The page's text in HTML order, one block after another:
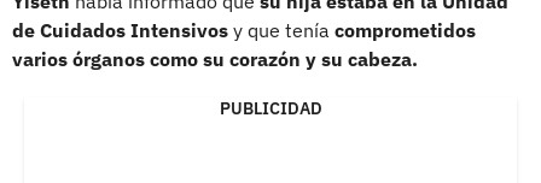
de Cuidados Intensivos y que tenía comprometidos
varios órganos como su corazón y su cabeza.
PUBLICIDAD